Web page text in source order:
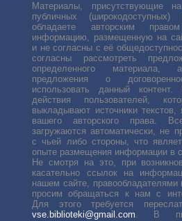
Материалы, присутствующие
публичных
обладаете авторским
информацию, размещенную на
и не согласны с её
согласны рассмотреть
определенного
предложения о
использовать данный
действия пользователей,
выкладывают источники
вашего авторского права.
загружаются автоматически, не
с чьей либо стороны, что
опыте размещения информации в
Не смотря на это, при
касательно ссылок на
нашем сайте, правообладателями
просим обращаться к нам с
Для этого требуется
vse.biblioteki@gmail.com. В